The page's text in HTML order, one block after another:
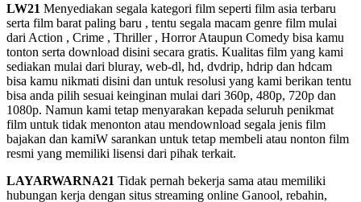
LW21 Menyediakan segala kategori film seperti film asia terbaru
serta film barat paling baru , tentu segala macam genre film mulai
dari Action , Crime , Thriller , Horror Ataupun Comedy bisa kamu
tonton serta download disini secara gratis. Kualitas film yang kami
sediakan mulai dari bluray, web-dl, hd, dvdrip, hdrip dan hdcam
bisa kamu nikmati disini dan untuk resolusi yang kami berikan tentu
bisa anda pilih sesuai keinginan mulai dari 360p, 480p, 720p dan
1080p. Namun kami tetap menyarakan kepada seluruh penikmat
film untuk tidak menonton atau mendownload segala jenis film
bajakan dan kamiW sarankan untuk tetap membeli atau nonton film
resmi yang memiliki lisensi dari pihak terkait.
LAYARWARNA21 Tidak pernah bekerja sama atau memiliki
hubungan kerja dengan situs streaming online Ganool, rebahin,